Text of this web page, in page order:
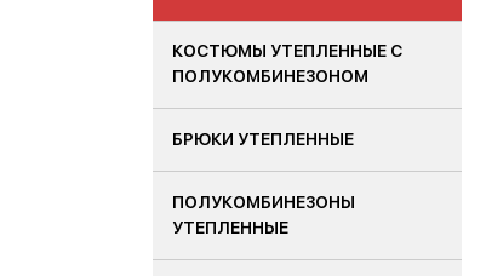
КОСТЮМЫ УТЕПЛЕННЫЕ С
ПОЛУКОМБИНЕЗОНОМ
БРЮКИ УТЕПЛЕННЫЕ
ПОЛУКОМБИНЕЗОНЫ
УТЕПЛЕННЫЕ